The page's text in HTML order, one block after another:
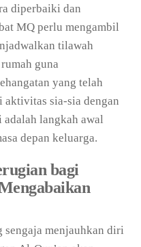
diperbaiki dan
MQ perlu mengambil
tilawah
guna
yang telah
sia-sia dengan
adalah langkah awal
depan keluarga.
bagi
sengaja menjauhkan diri